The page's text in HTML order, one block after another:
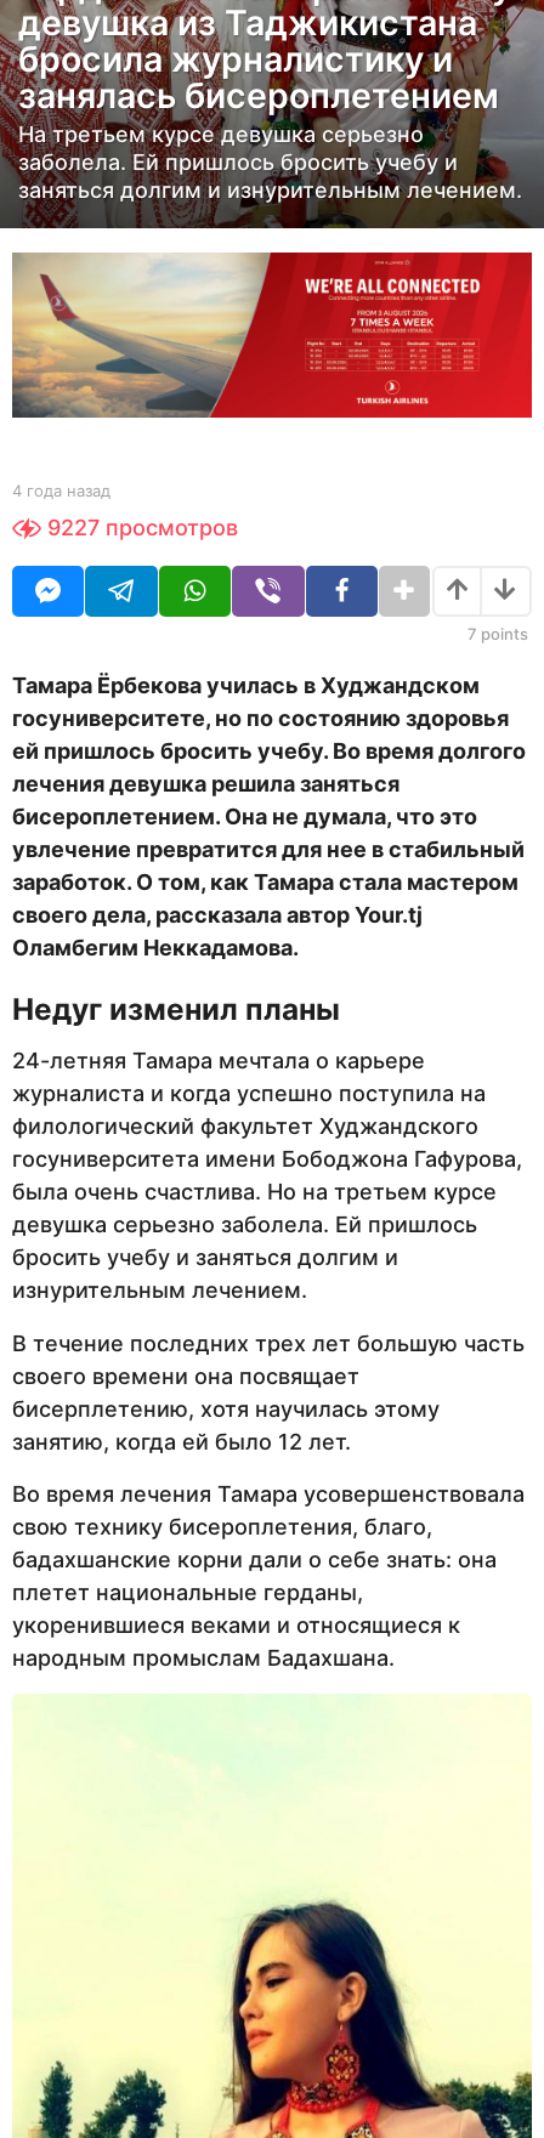
а
н
а
з
а
д
4
г
д
а
н
а
а
д
девушка из Таджикистана
бросила журналистику и
занялась бисероплетением
На третьем курсе девушка серьезно
заболела. Ей пришлось бросить учебу и
заняться долгим и изнурительным лечением.
b
Y
4 года назад
о
а
н
д
9227 просмотров
7 points
Тамара Ёрбекова училась в Худжандском
госуниверситете, но по состоянию здоровья
ей пришлось бросить учебу. Во время долгого
лечения девушка решила заняться
бисероплетением. Она не думала, что это
увлечение превратится для нее в стабильный
заработок. О том, как Тамара стала мастером
своего дела, рассказала автор Your.tj
Оламбегим Неккадамова.
Недуг изменил планы
24-летняя Тамара мечтала о карьере
журналиста и когда успешно поступила на
филологический факультет Худжандского
госуниверситета имени Бободжона Гафурова,
была очень счастлива. Но на третьем курсе
девушка серьезно заболела. Ей пришлось
бросить учебу и заняться долгим и
изнурительным лечением.
В течение последних трех лет большую часть
своего времени она посвящает
бисерплетению, хотя научилась этому
занятию, когда ей было 12 лет.
Во время лечения Тамара усовершенствовала
свою технику бисероплетения, благо,
бадахшанские корни дали о себе знать: она
плетет национальные герданы,
укоренившиеся веками и относящиеся к
народным промыслам Бадахшана.